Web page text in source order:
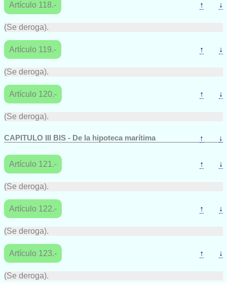
Artículo 118.- ↑ ↓
(Se deroga).
Artículo 119.- ↑ ↓
(Se deroga).
Artículo 120.- ↑ ↓
(Se deroga).
CAPITULO III BIS - De la hipoteca marítima ↑ ↓
Artículo 121.- ↑ ↓
(Se deroga).
Artículo 122.- ↑ ↓
(Se deroga).
Artículo 123.- ↑ ↓
(Se deroga).